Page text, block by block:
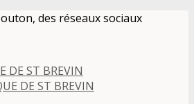
des réseaux sociaux
DE ST BREVIN